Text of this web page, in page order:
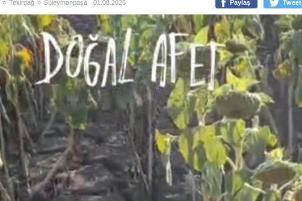
» Tekirdağ » Süleymanpaşa 01.08.2025 Paylaş Tweet